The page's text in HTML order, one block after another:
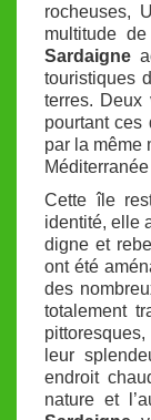
rocheuses,
multitude
Sardaigne
touristiques
terres. Deux
pourtant ces
par la même
Méditerranée
Cette île
identité, elle
digne et
ont été
des
totalement
leur
endroit
nature et